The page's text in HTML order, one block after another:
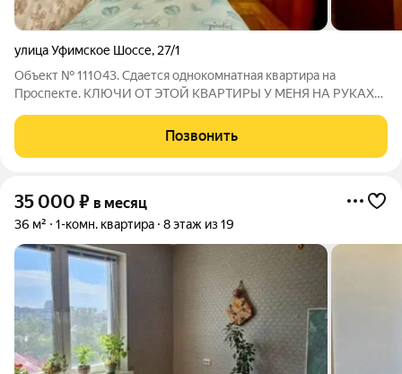
улица Уфимское Шоссе, 27/1
Объект № 111043. Сдается однокомнатная квартира на
Проспекте. КЛЮЧИ ОТ ЭТОЙ КВАРТИРЫ У МЕНЯ НА РУКАХ
однокомнатная квартира. имеется все необходимое для
проживания, в шаговой доступности остановки,
Позвонить
35 000 ₽ в месяц
36 м² 1-комн. квартира 8 этаж из 19